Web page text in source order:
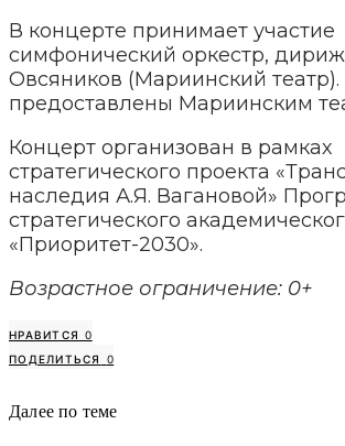
В концерте принимает участие
симфонический оркестр,
Овсяников (Мариинский
предоставлены Мариинским
Концерт организован в рамках
стратегического проекта
наследия А.Я. Вагановой»
стратегического
«Приоритет-2030».
Возрастное ограничение: 0+
НРАВИТСЯ 0
ПОДЕЛИТЬСЯ
0
Далее по теме